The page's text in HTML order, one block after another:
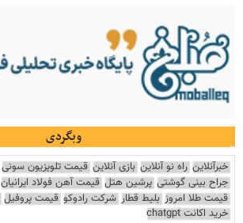
وبگردی
خبرآنلاین راه نو آنلاین بازی آنلاین قیمت تلویزیون سونی
جراح بینی گوشتی پرشین هتل قیمت آهن فولاد ایرانیان
قیمت طلا امروز بلیط قطار شرکت رادوکو قیمت پروفیل
خرید اکانت chatgpt